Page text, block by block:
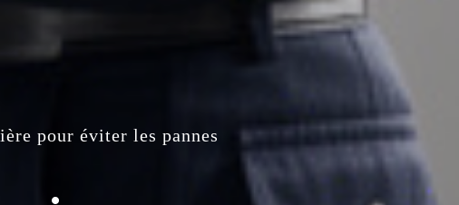
pour éviter les pannes